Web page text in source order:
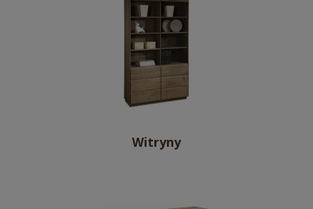
Witryny